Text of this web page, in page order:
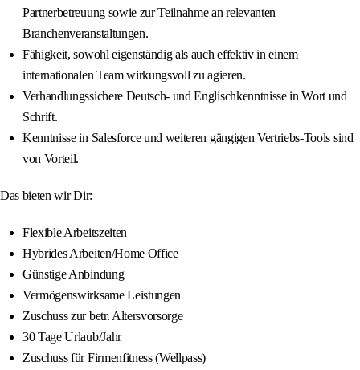
Partnerbetreuung sowie zur Teilnahme an relevanten
Branchenveranstaltungen.
Fähigkeit, sowohl eigenständig als auch effektiv in einem
internationalen Team wirkungsvoll zu agieren.
Verhandlungssichere Deutsch- und Englischkenntnisse in Wort und
Schrift.
Kenntnisse in Salesforce und weiteren gängigen Vertriebs-Tools sind
von Vorteil.
Das bieten wir Dir:
Flexible Arbeitszeiten
Hybrides Arbeiten/Home Office
Günstige Anbindung
Vermögenswirksame Leistungen
Zuschuss zur betr. Altersvorsorge
30 Tage Urlaub/Jahr
Zuschuss für Firmenfitness (Wellpass)